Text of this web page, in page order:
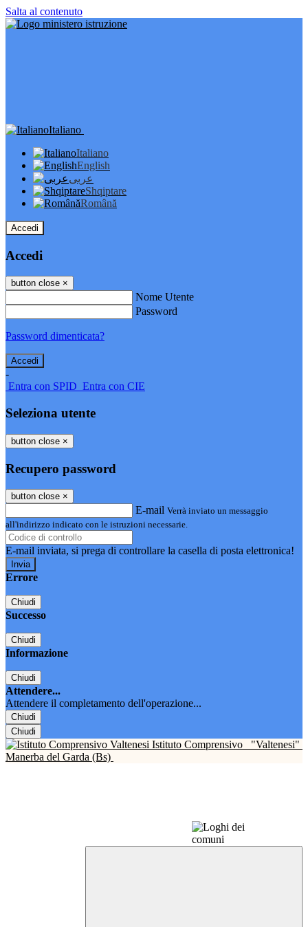
Salta al contenuto
Italiano
Italiano
English
عربى
Shqiptare
Română
Accedi
Accedi
button close ×
Nome Utente
Password
Password dimenticata?
-
Entra con SPID Entra con CIE
Seleziona utente
button close ×
Recupero password
button close ×
E-mail Verrà inviato un messaggio
all'indirizzo indicato con le istruzioni necessarie.
E-mail inviata, si prega di controllare la casella di posta elettronica!
Errore
Chiudi
Successo
Chiudi
Informazione
Chiudi
Attendere...
Attendere il completamento dell'operazione...
Chiudi
Chiudi
Istituto Comprensivo
"Valtenesi"
Manerba del Garda (Bs)